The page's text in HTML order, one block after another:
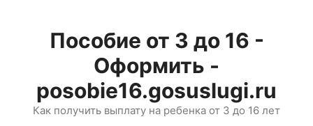
содержимомуПособие от 3 до 16 -
Оформить -
posobie16.gosuslugi.ru
Как получить выплату на ребенка от 3 до 16 лет